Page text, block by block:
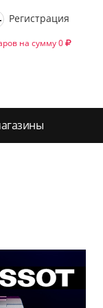
Регистрация
на сумму 0